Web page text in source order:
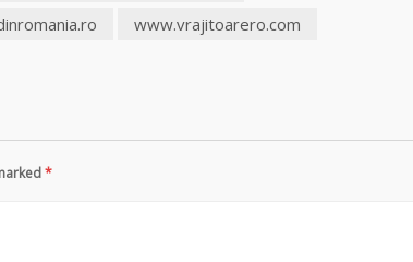
www.vrajitoarero.com
*